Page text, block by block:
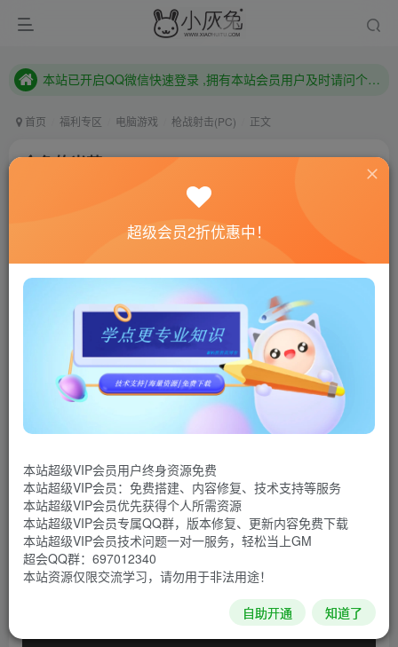
本站已开启QQ微信快速登录 ,拥有本站会员用户及时请问个人中心绑定！
本站已开启QQ微信快速登录 ,拥有本站会员用户及时请问个人中心绑定！
首页 福利专区 电脑游戏 枪战射击(PC) 正文
金色的光芒/Golden Light
联网教程： 内附教程
单机教程： 内附教程
不懂的话联系客服！！！
本站的资源转载自国内外各大媒体和网络，仅供试玩体
验。如果您喜欢该游戏内容，请支持正版 →→→正版购买
游戏介绍
《金色的光芒》是一款超现实的恐怖类第一人称视角动
力强大的武器将那些恐怖的怪物消灭，以拯救您所爱的人，
你能够成功吗？
游戏视频
超级会员2折优惠中！
本站超级VIP会员用户终身资源免费
本站超级VIP会员：免费搭建、内容修复、技术支持等服务
本站超级VIP会员优先获得个人所需资源
本站超级VIP会员专属QQ群，版本修复、更新内容免费下载
本站超级VIP会员技术问题一对一服务，轻松当上GM
超会QQ群：697012340
本站资源仅限交流学习，请勿用于非法用途！
自助开通 知道了